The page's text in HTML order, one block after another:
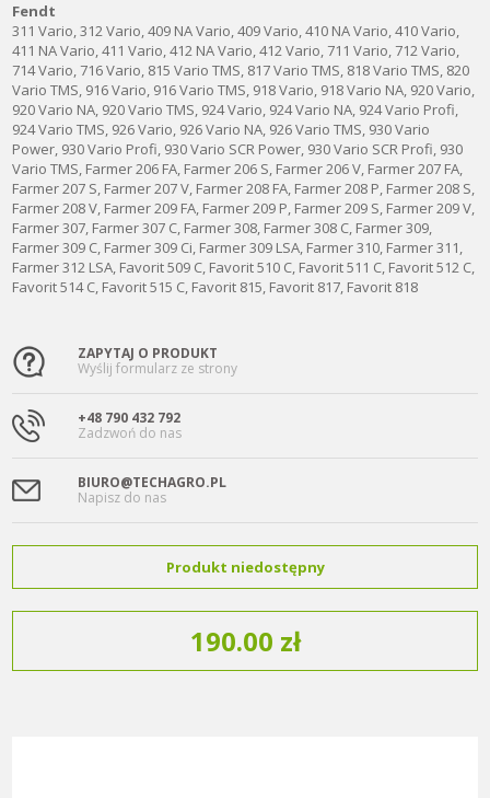
Fendt
311 Vario, 312 Vario, 409 NA Vario, 409 Vario, 410 NA Vario, 410 Vario,
411 NA Vario, 411 Vario, 412 NA Vario, 412 Vario, 711 Vario, 712 Vario,
714 Vario, 716 Vario, 815 Vario TMS, 817 Vario TMS, 818 Vario TMS, 820
Vario TMS, 916 Vario, 916 Vario TMS, 918 Vario, 918 Vario NA, 920 Vario,
920 Vario NA, 920 Vario TMS, 924 Vario, 924 Vario NA, 924 Vario Profi,
924 Vario TMS, 926 Vario, 926 Vario NA, 926 Vario TMS, 930 Vario
Power, 930 Vario Profi, 930 Vario SCR Power, 930 Vario SCR Profi, 930
Vario TMS, Farmer 206 FA, Farmer 206 S, Farmer 206 V, Farmer 207 FA,
Farmer 207 S, Farmer 207 V, Farmer 208 FA, Farmer 208 P, Farmer 208 S,
Farmer 208 V, Farmer 209 FA, Farmer 209 P, Farmer 209 S, Farmer 209 V,
Farmer 307, Farmer 307 C, Farmer 308, Farmer 308 C, Farmer 309,
Farmer 309 C, Farmer 309 Ci, Farmer 309 LSA, Farmer 310, Farmer 311,
Farmer 312 LSA, Favorit 509 C, Favorit 510 C, Favorit 511 C, Favorit 512 C,
Favorit 514 C, Favorit 515 C, Favorit 815, Favorit 817, Favorit 818
ZAPYTAJ O PRODUKT
Wyślij formularz ze strony
+48 790 432 792
Zadzwoń do nas
BIURO@TECHAGRO.PL
Napisz do nas
Produkt niedostępny
190.00 zł